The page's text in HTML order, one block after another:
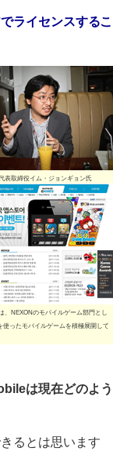
ライセンスするこ
表取締役イム・ジョンギョン氏
、NEXONのモバイルゲーム部門とし
使ったモバイルゲームを積極展開して
は現在どのよう
るとは思います